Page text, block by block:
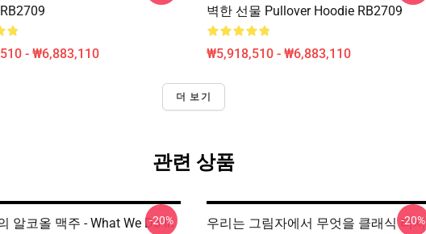
- ₩6,883,110
벽한 선물 Pullover Hoodie RB2709
₩5,918,510 - ₩6,883,110
더 보기
관련 상품
알코올 맥주 - What We Do In
-20%
우리는 그림자에서 무엇을 클래식 티셔
-20%